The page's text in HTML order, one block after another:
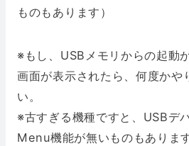
ものもあります）
※もし、USBメモリからの起動
画面が表示されたら、何度かや
い。
※古すぎる機種ですと、USBデ
Menu機能が無いものもありま